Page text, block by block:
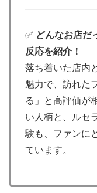
✅ どんなお店だ
反応を紹介！
落ち着いた店内
魅力で、訪れた
る」と高評価が
い人柄と、ルセ
験も、ファンに
ています。